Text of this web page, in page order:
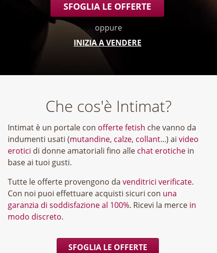
SFOGLIA LE OFFERTE
oppure
INIZIA A VENDERE
Che cos'è Intimat?
Intimat è un portale con offerte fetish che vanno da
indumenti usati (mutandine, calze, collant...) ai video
erotici di donne amatoriali fino alle chat erotiche in
base ai tuoi gusti.
Tutte le offerte provengono da venditrici verificate.
Con noi puoi effettuare acquisti sicuri con una
garanzia di soddisfazione al 100%. Ricevi la merce in
modo discreto.
SFOGLIA LE OFFERTE